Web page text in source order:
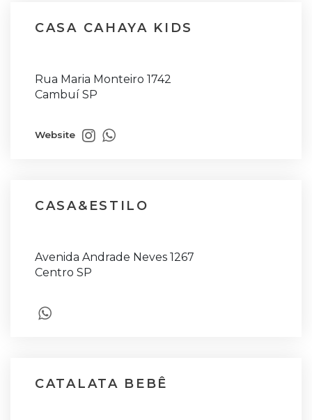
CASA CAHAYA KIDS
Rua Maria Monteiro 1742
Cambuí SP
Website
CASA&ESTILO
Avenida Andrade Neves 1267
Centro SP
CATALATA BEBÊ